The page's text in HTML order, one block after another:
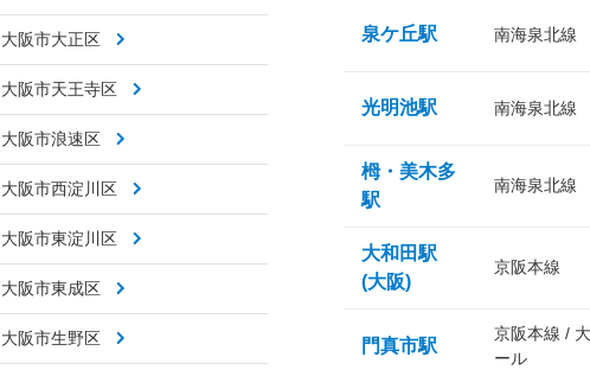
大阪市大正区
大阪市天王寺区
大阪市浪速区
大阪市西淀川区
大阪市東淀川区
大阪市東成区
大阪市生野区
泉ケ丘駅 南海泉北線
光明池駅 南海泉北線
栂・美木多
駅
南海泉北線
大和田駅
(大阪)
京阪本線
門真市駅
京阪本線 /
ール